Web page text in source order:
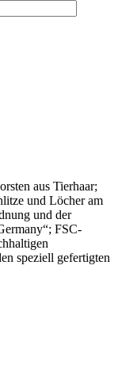
aus Tierhaar;
und Löcher am
und der
FSC-
speziell gefertigten